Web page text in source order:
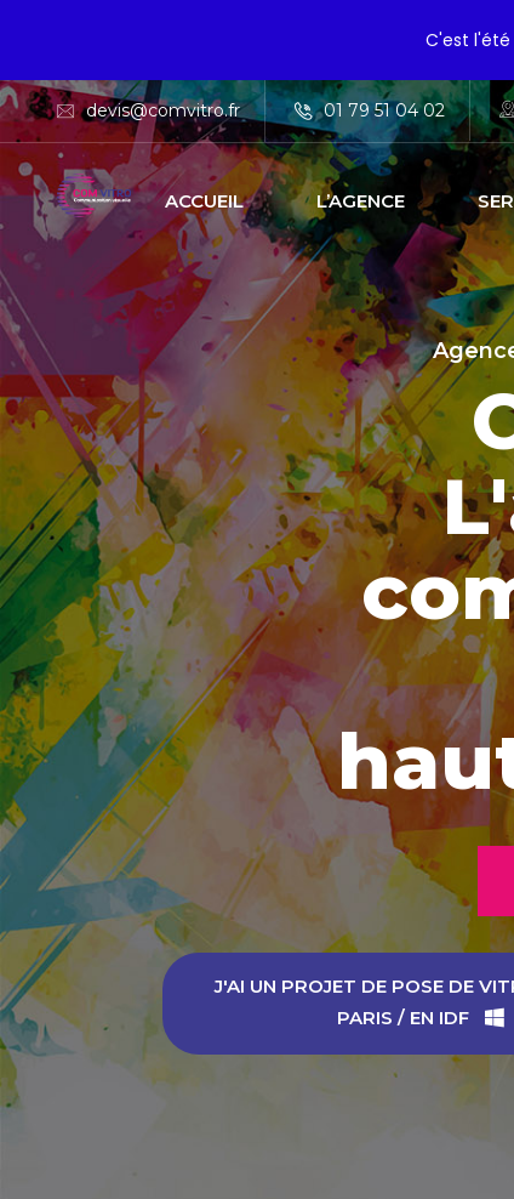
devis@comvitro.fr 01 79 51 04 02
ACCUEIL L’AGENCE
J'AI UN PROJET DE POSE DE
PARIS / EN IDF
C'est l'été